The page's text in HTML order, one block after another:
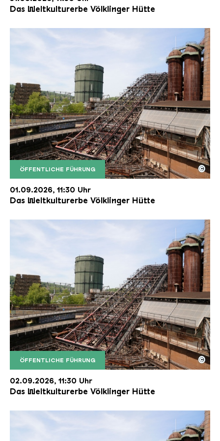
Das Weltkulturerbe Völklinger Hütte
ÖFFENTLICHE FÜHRUNG
Der Erzschrägaufzug der Völklinger Hütte mit
Copyright: Weltkulturerbe Völklinger Hütte | Karl
©
01.09.2026, 11:30 Uhr
Das Weltkulturerbe Völklinger Hütte
ÖFFENTLICHE FÜHRUNG
Der Erzschrägaufzug der Völklinger Hütte mit
Copyright: Weltkulturerbe Völklinger Hütte | Karl
©
02.09.2026, 11:30 Uhr
Das Weltkulturerbe Völklinger Hütte